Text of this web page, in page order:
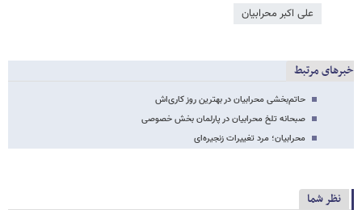
علی اکبر محرابیان
خبرهای مرتبط
حاتم‌بخشی محرابیان در بهترین روز کاری‌اش
صبحانه تلخ محرابیان در پارلمان بخش خصوصی
محرابیان؛ مرد تغییرات زنجیره‌ای
نظر شما